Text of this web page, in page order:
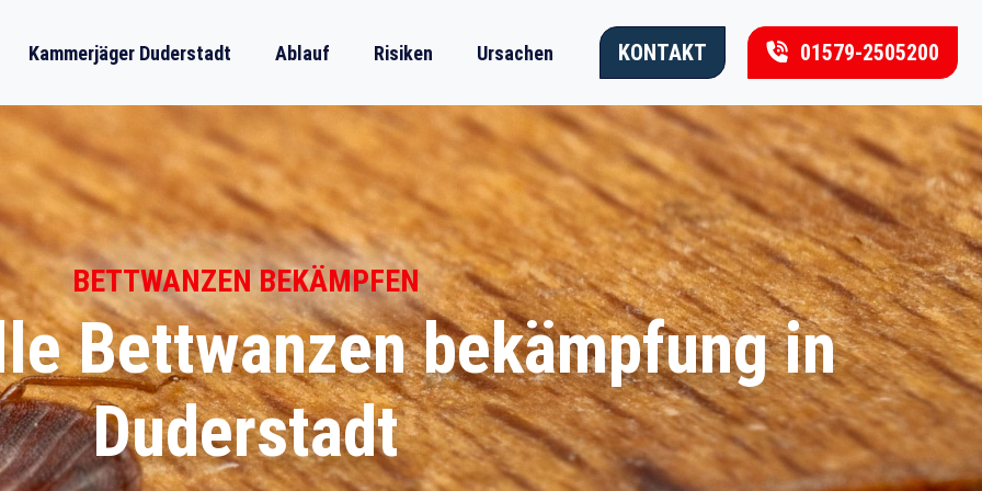
Kammerjäger Duderstadt Ablauf Risiken Ursachen KONTAKT 01579-2505200
BETTWANZEN BEKÄMPFEN
Bettwanzen bekämpfung in
Duderstadt